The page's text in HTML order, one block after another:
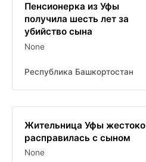
Пенсионерка из Уфы
получила шесть лет за
убийство сына
None
Республика Башкортостан
Жительница Уфы жестоко
расправилась с сыном
None